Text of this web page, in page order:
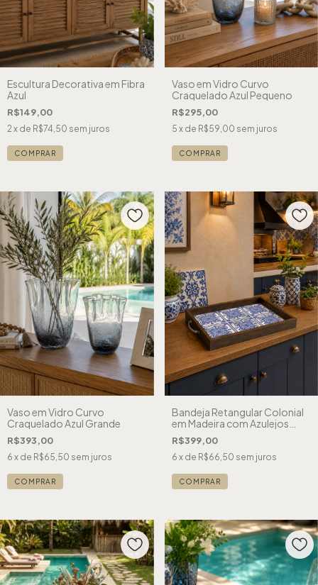
Escultura Decorativa em Fibra
Azul
R$149,00
2 x de R$74,50 sem juros
Vaso em Vidro Curvo
Craquelado Azul Pequeno
R$295,00
5 x de R$59,00 sem juros
Vaso em Vidro Curvo
Craquelado Azul Grande
R$393,00
6 x de R$65,50 sem juros
Bandeja Retangular Colonial
em Madeira com Azulejos
Portugueses
R$399,00
6 x de R$66,50 sem juros